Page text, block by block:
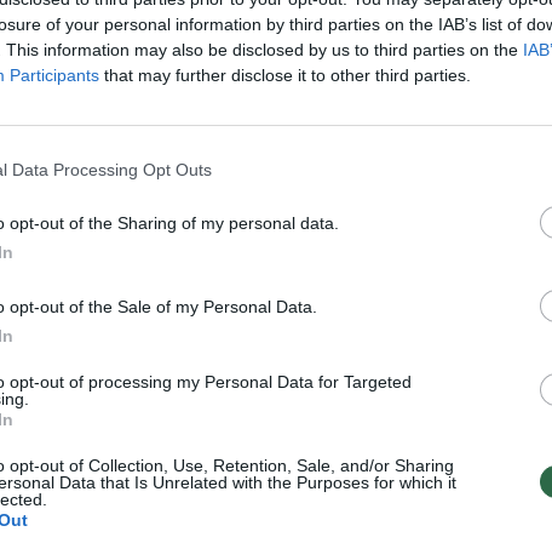
of your personal information by third parties on the IAB’s list of
This information may also be disclosed by us to third parties on the
Participants that may further disclose it to other third parties.
Data Processing Opt Outs
opt-out of the Sharing of my personal data.
opt-out of the Sale of my Personal Data.
opt-out of processing my Personal Data for Targeted
opt-out of Collection, Use, Retention, Sale, and/or Sharing
Data that Is Unrelated with the Purposes for which it
Visi įrašai
Laidos | Lietuva tiesiogiai
pradinukų
Visi įrašai